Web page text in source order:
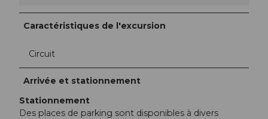
Caractéristiques de l'excursion
Circuit
Arrivée et stationnement
Stationnement
Des places de parking sont disponibles à divers